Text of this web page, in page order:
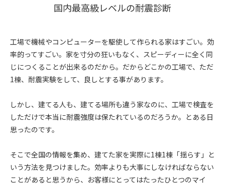
国内最高級レベルの耐震診断
工場で機械やコンピューターを駆使して作られる家はすごい。効
率的ってすごい。家を寸分の狂いもなく、スピーディーに全く同
じにつくることが出来るのだから。だからどこかの工場で、ただ
1棟、耐震実験をして、良しとする事があります。
しかし、建てる人も、建てる場所も違う家なのに、工場で検査を
しただけで本当に耐震強度は保たれているのだろうか。とある日
思ったのです。
そこで全国の情報を集め、建てた家を実際に1棟1棟「揺らす」と
いう方法を見つけました。効率よりも大事にしなければならない
ことがあると思うから、お客様にとってはたったひとつのマイ